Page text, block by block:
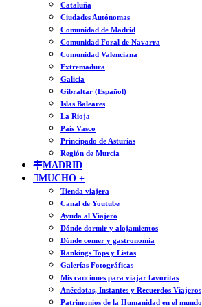
Cataluña
Ciudades Autónomas
Comunidad de Madrid
Comunidad Foral de Navarra
Comunidad Valenciana
Extremadura
Galicia
Gibraltar (Español)
Islas Baleares
La Rioja
País Vasco
Principado de Asturias
Región de Murcia
MADRID
MUCHO +
Tienda viajera
Canal de Youtube
Ayuda al Viajero
Dónde dormir y alojamientos
Dónde comer y gastronomía
Rankings Tops y Listas
Galerías Fotográficas
Mis canciones para viajar favoritas
Anécdotas, Instantes y Recuerdos Viajeros
Patrimonios de la Humanidad en el mundo